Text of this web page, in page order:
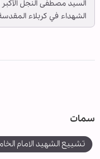
السيد مصطفى النجل
الشهداء في كربلاء
سمات
تشييع الشهيد الامام